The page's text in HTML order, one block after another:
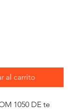
al carrito
1050 DE te